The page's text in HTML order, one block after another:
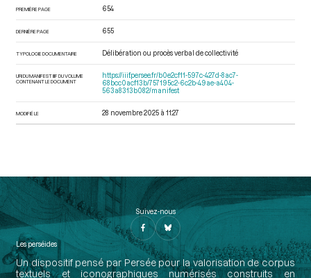
PREMIÈRE PAGE 654
DERNIÈRE PAGE 655
TYPOLOGIE DOCUMENTAIRE Délibération ou procès verbal de collectivité
URI DU MANIFEST IIIF DU VOLUME
CONTENANT LE DOCUMENT
https://iiif.persee.fr/b0e2cf11-597c-427d-8ac7-
68bcc0acf13b/757195c2-6c2b-49ae-a404-
563a8313b082/manifest
MODIFIÉ LE 28 novembre 2025 à 11:27
Suivez-nous
Les perséides
Un dispositif pensé par Persée pour la valorisation de corpus
textuels et iconographiques numérisés construits en